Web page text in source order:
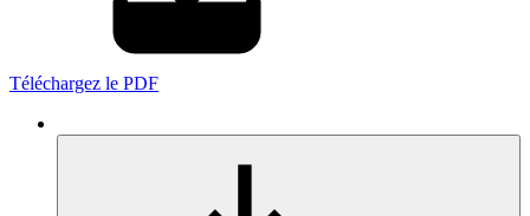
Téléchargez le PDF